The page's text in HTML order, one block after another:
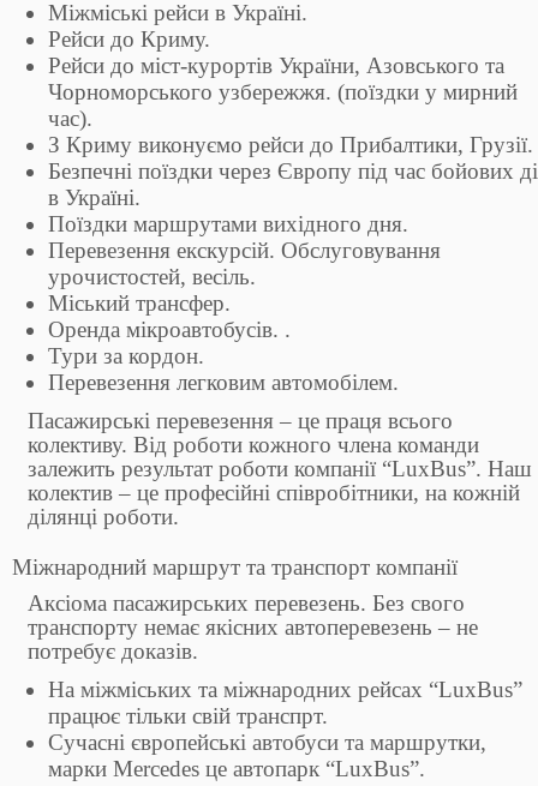
Міжміські рейси в Україні.
Рейси до Криму.
Рейси до міст-курортів України, Азовського та
Чорноморського узбережжя. (поїздки у мирний
час).
З Криму виконуємо рейси до Прибалтики, Грузії.
Безпечні поїздки через Європу під час бойових
в Україні.
Поїздки маршрутами вихідного дня.
Перевезення екскурсій. Обслуговування
урочистостей, весіль.
Міський трансфер.
Оренда мікроавтобусів. .
Тури за кордон.
Перевезення легковим автомобілем.
Пасажирські перевезення – це праця всього
колективу. Від роботи кожного члена команди
залежить результат роботи компанії “LuxBus”. Наш
колектив – це професійні співробітники, на кожній
ділянці роботи.
Міжнародний маршрут та транспорт компанії
Аксіома пасажирських перевезень. Без свого
транспорту немає якісних автоперевезень – не
потребує доказів.
На міжміських та міжнародних рейсах “LuxBus”
працює тільки свій транспрт.
Сучасні європейські автобуси та маршрутки,
марки Mercedes це автопарк “LuxBus”.